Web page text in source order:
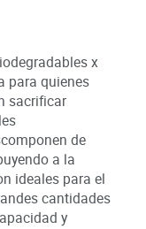
x
para quienes
sacrificar
de
a la
ideales para el
cantidades
y